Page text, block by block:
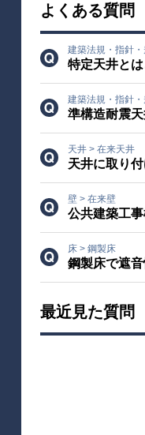
よくある質問
建築法規・指針
特定天井と
建築法規・指針
準構造耐震
天井 > 在来天井
天井に取り
壁 > 在来壁
公共建築工
床 > 鋼製床
鋼製床で遮
最近見た質問